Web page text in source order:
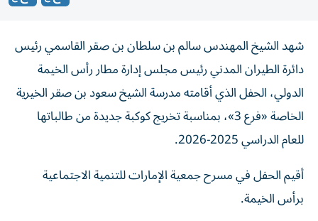
شهد الشيخ المهندس سالم بن سلطان بن صقر القاسمي رئيس
دائرة الطيران المدني رئيس مجلس إدارة مطار رأس الخيمة
الدولي، الحفل الذي أقامته مدرسة الشيخ سعود بن صقر الخيرية
الخاصة «فرع 3»، بمناسبة تخريج كوكبة جديدة من طالباتها
للعام الدراسي 2025-2026.​
أقيم الحفل في مسرح جمعية الإمارات للتنمية الاجتماعية
برأس الخيمة.​